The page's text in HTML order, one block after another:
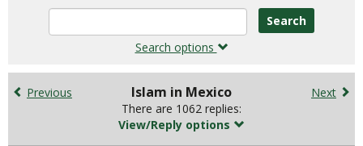
Enter
to
for
in
Search options
Previous Islam in Mexico
There are 1062 replies:
View/Reply options
Next